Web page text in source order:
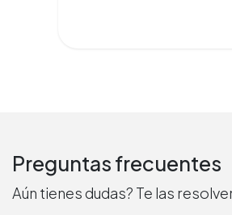
Preguntas frecuentes
Aún tienes dudas? Te las